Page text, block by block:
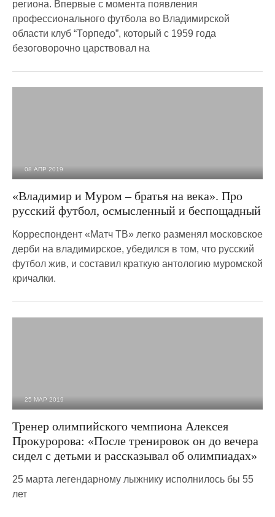
региона. Впервые с момента появления
профессионального футбола во Владимирской
области клуб “Торпедо”, который с 1959 года
безоговорочно царствовал на
08 АПР 2019
«Владимир и Муром – братья на века». Про
русский футбол, осмысленный и беспощадный
Корреспондент «Матч ТВ» легко разменял московское
дерби на владимирское, убедился в том, что русский
футбол жив, и составил краткую антологию муромской
кричалки.
25 МАР 2019
Тренер олимпийского чемпиона Алексея
Прокуророва: «После тренировок он до вечера
сидел с детьми и рассказывал об олимпиадах»
25 марта легендарному лыжнику исполнилось бы 55
лет